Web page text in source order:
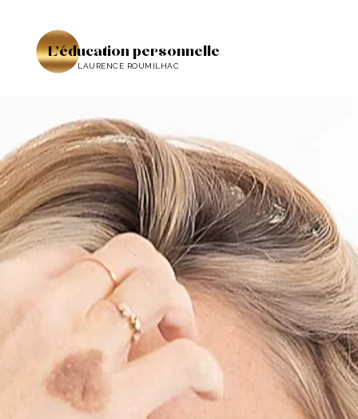
L'éducation personnelle
LAURENCE ROUMILHAC